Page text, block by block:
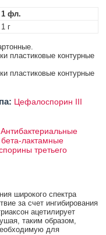
1 фл.
1 г
пластиковые контурные
пластиковые контурные
Цефалоспорин III
Антибактериальные
бета-лактамные
третьего
широкого спектра
за счет ингибирования
ацетилирует
таким образом,
для